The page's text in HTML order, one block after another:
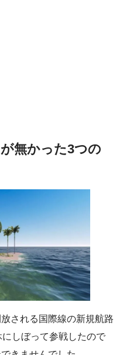
無かった3つの
される国際線の新規航路
しぼって参戦したので